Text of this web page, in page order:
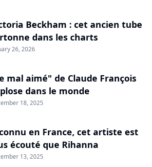
Beckham : cet ancien tube
dans les charts
26, 2026
mal aimé" de Claude François
dans le monde
18, 2025
en France, cet artiste est
écouté que Rihanna
13, 2025